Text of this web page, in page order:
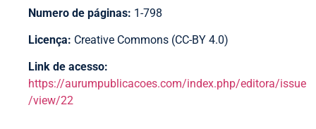
Numero de páginas: 1-798
Licença: Creative Commons (CC-BY 4.0)
Link de acesso:
https://aurumpublicacoes.com/index.php/editora/issue
/view/22